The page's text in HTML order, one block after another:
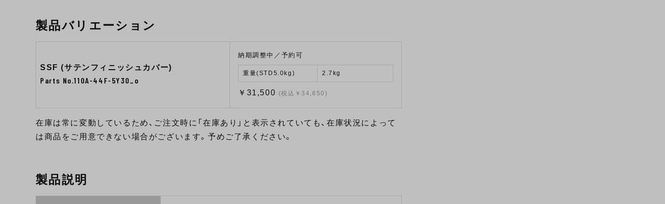
製品バリエーション
SSF (サテンフィニッシュカバー)
Parts No.110A-44F-5Y30_o
納期調整中／予約可
重量(STD5.0kg) 2.7kg
￥31,500 (税込￥34,650)
在庫は常に変動しているため、ご注文時に「在庫あり」と表示されていても、在庫状況によって
は商品をご用意できない場合がございます。予めご了承ください。
製品説明